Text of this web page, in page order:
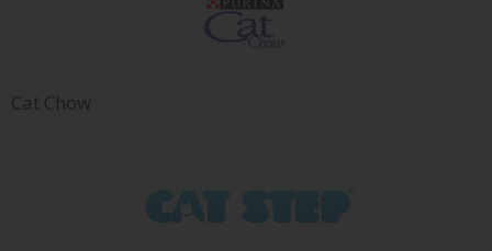
Cat Chow